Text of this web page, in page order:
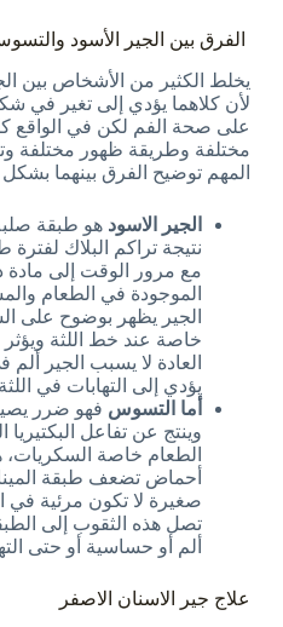
الفرق بين الجير الأسود
يخلط الكثير من الأشخاص بين
لأن كلاهما يؤدي إلى تغير في
على صحة الفم لكن في الواقع
مختلفة وطريقة ظهور مختلفة
المهم توضيح الفرق بينهما
الجير الاسود هو طبقة
نتيجة تراكم البلاك
مع مرور الوقت إلى مادة
الموجودة في الطعام
الجير يظهر بوضوح على
خاصة عند خط اللثة
العادة لا يسبب الجير
يؤدي إلى التهابات في
أما التسوس فهو ضرر
وينتج عن تفاعل البكتيريا
الطعام خاصة السكريات،
أحماض تضعف طبقة
صغيرة لا تكون مرئية في
تصل هذه الثقوب إلى
ألم أو حساسية أو حتى
علاج جير الاسنان الاصفر